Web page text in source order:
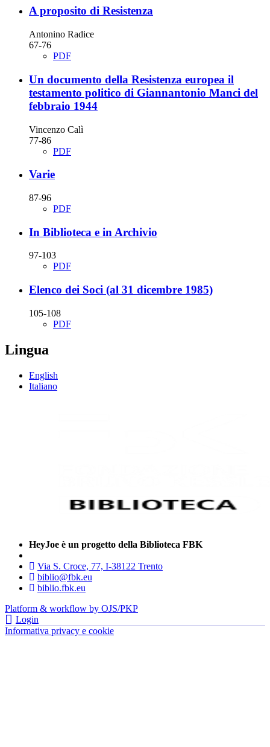
A proposito di Resistenza
Antonino Radice
67-76
PDF
Un documento della Resistenza europea il
testamento politico di Giannantonio Manci del
febbraio 1944
Vincenzo Calì
77-86
PDF
Varie
87-96
PDF
In Biblioteca e in Archivio
97-103
PDF
Elenco dei Soci (al 31 dicembre 1985)
105-108
PDF
Lingua
English
Italiano
HeyJoe è un progetto della Biblioteca FBK
Via S. Croce, 77, I-38122 Trento
biblio@fbk.eu
biblio.fbk.eu
Platform & workflow by OJS/PKP
Login
Informativa privacy e cookie